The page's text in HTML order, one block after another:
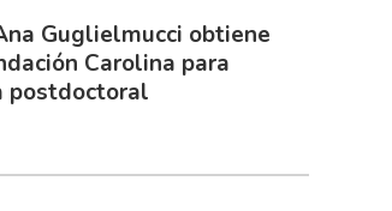
Guglielmucci obtiene
Carolina para
postdoctoral